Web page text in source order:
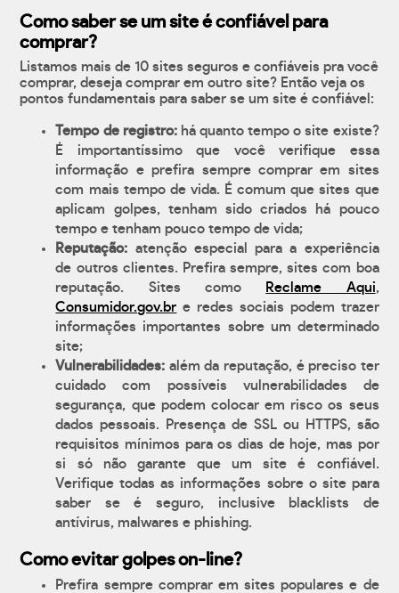
Como saber se um site é confiável para
comprar?
Listamos mais de 10 sites seguros e confiáveis pra você
comprar, deseja comprar em outro site? Então veja os
pontos fundamentais para saber se um site é confiável:
Tempo de registro:há quanto tempo o site existe?
É importantíssimo que você verifique essa
informação e prefira sempre comprar em sites
com mais tempo de vida. É comum que sites que
aplicam golpes, tenham sido criados há pouco
tempo e tenham pouco tempo de vida;
Reputação: atenção especial para a experiência
de outros clientes. Prefira sempre, sites com boa
reputação. Sites como
Reclame Aqui,
Consumidor.gov.br e redes sociais podem trazer
informações importantes sobre um determinado
site;
Vulnerabilidades: além da reputação, é preciso ter
cuidado com possíveis vulnerabilidades de
segurança, que podem colocar em risco os seus
dados pessoais. Presença de SSL ou HTTPS, são
requisitos mínimos para os dias de hoje, mas por
si só não garante que um site é confiável.
Verifique todas as informações sobre o site para
saber se é seguro, inclusive blacklists de
antívirus, malwares e phishing.
Como evitar golpes on-line?
Prefira sempre comprar em sites populares e de